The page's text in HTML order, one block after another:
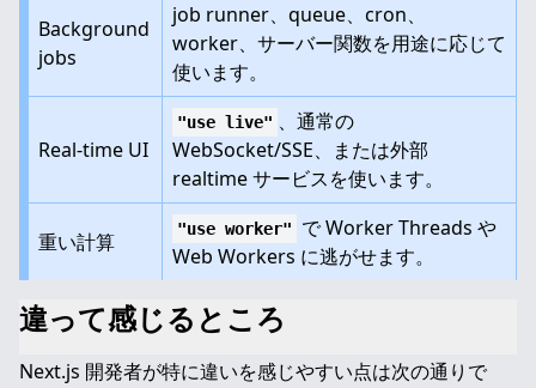
Background
jobs
job runner、queue、cron、
worker、サーバー関数を用途に応じて
使います。
Real-time UI
"use live" 、通常の
WebSocket/SSE、または外部
realtime サービスを使います。
重い計算 "use worker"
で Worker Threads や
Web Workers に逃がせます。
違って感じるところ
Next.js 開発者が特に違いを感じやすい点は次の通りで